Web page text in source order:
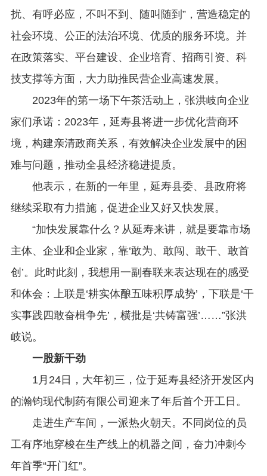
扰、有呼必应，不叫不到、随叫随到”，营造稳定的
社会环境、公正的法治环境、优质的服务环境。并
在政策落实、平台建设、企业培育、招商引资、科
技支撑等方面，大力助推民营企业高速发展。
2023年的第一场下午茶活动上，张洪岐向企业
家们承诺：2023年，延寿县将进一步优化营商环
境，构建亲清政商关系，有效解决企业发展中的困
难与问题，推动全县经济稳进提质。
他表示，在新的一年里，延寿县委、县政府将
继续采取有力措施，促进企业又好又快发展。
“加快发展靠什么？从延寿来讲，就是要靠市场
主体、企业和企业家，靠‘敢为、敢闯、敢干、敢首
创’。此时此刻，我想用一副春联来表达现在的感受
和体会：上联是‘耕实体酿五味积厚成势’，下联是‘干
实事践四敢奋楫争先’，横批是‘共铸富强’……”张洪
岐说。
一股新干劲
1月24日，大年初三，位于延寿县经济开发区内
的瀚钧现代制药有限公司迎来了年后首个开工日。
走进生产车间，一派热火朝天。不同岗位的员
工有序地穿梭在生产线上的机器之间，奋力冲刺今
年首季“开门红”。